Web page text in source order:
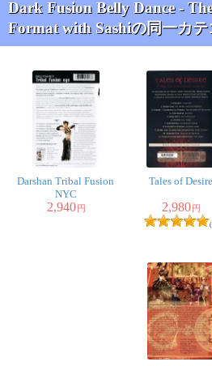
Dark Fusion Belly Dance -
Format with Sashiの同一カ
Darshan Tribal Fusion
NYC
2,940円
Tales of Desire
2,980円